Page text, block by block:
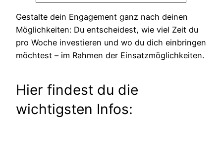
Gestalte dein Engagement ganz nach deinen
Möglichkeiten: Du entscheidest, wie viel Zeit du
pro Woche investieren und wo du dich einbringen
möchtest – im Rahmen der Einsatzmöglichkeiten.
Hier findest du die
wichtigsten Infos: